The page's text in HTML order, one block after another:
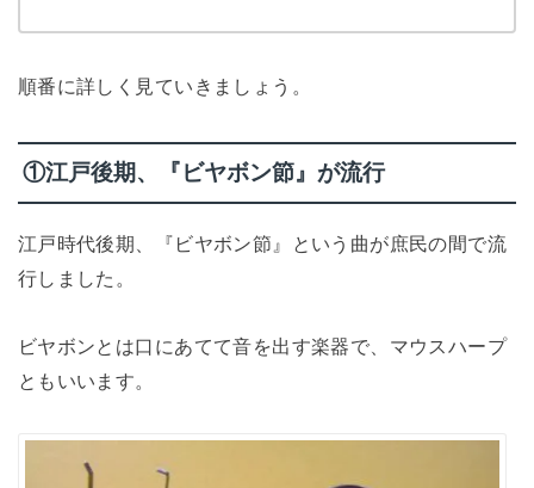
順番に詳しく見ていきましょう。
①江戸後期、『ビヤボン節』が流行
江戸時代後期、『ビヤボン節』という曲が庶民の間で流
行しました。
ビヤボンとは口にあてて音を出す楽器で、マウスハープ
ともいいます。